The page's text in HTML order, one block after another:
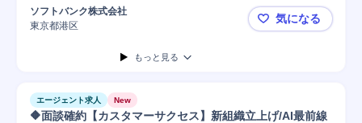
ソフトバンク株式会社
東京都港区
■面談確約
気になる
もっと見る
エージェント求人 New
🔶面談確約【カスタマーサクセス】新組織立上げ/AI最前線